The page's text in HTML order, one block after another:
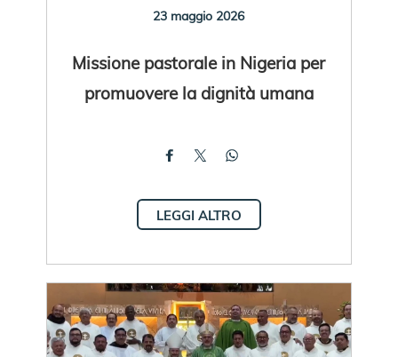
23 maggio 2026
Missione pastorale in Nigeria per
promuovere la dignità umana
LEGGI ALTRO